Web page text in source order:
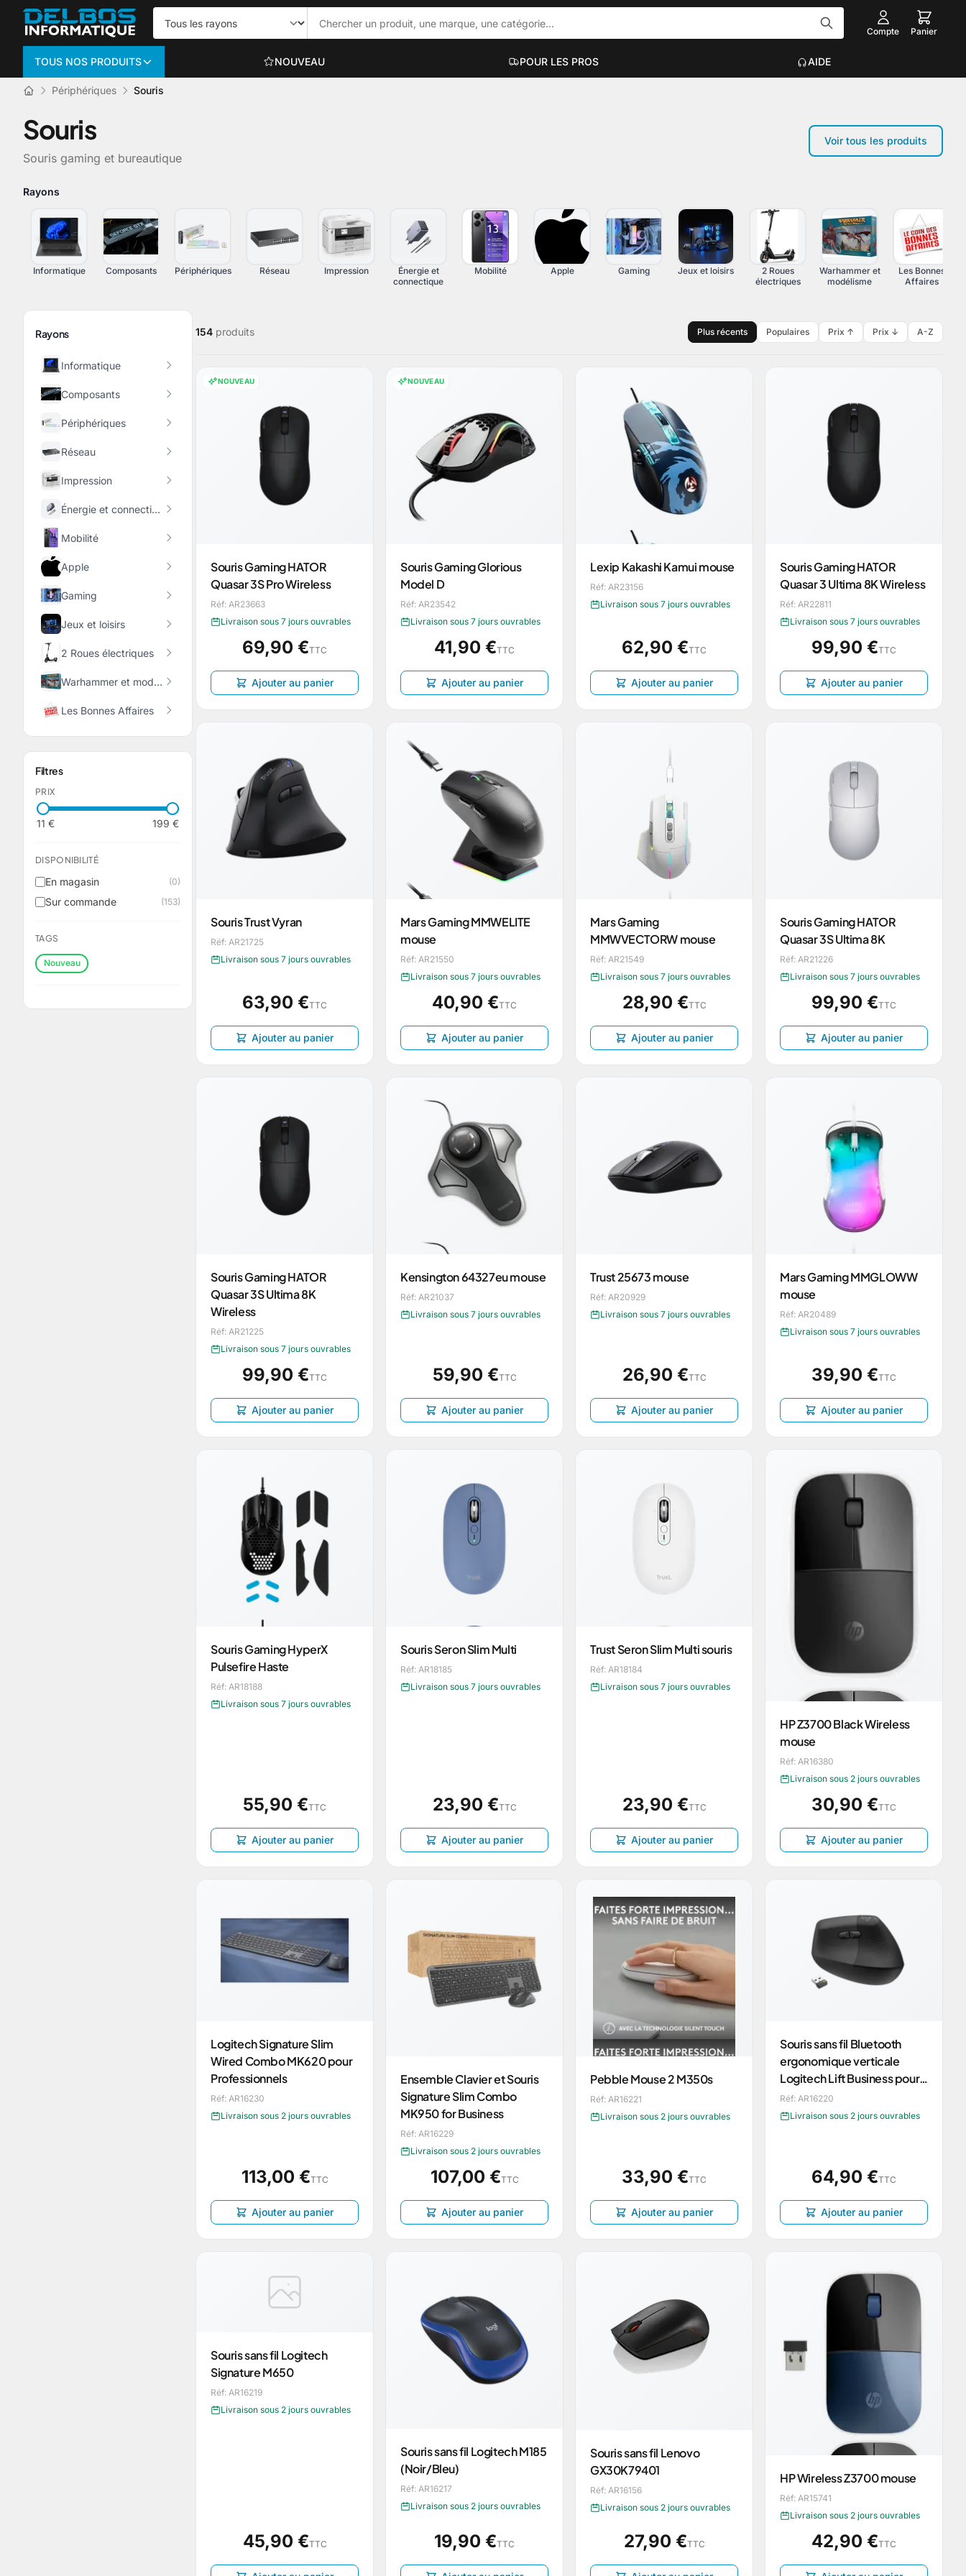
Compte Panier
TOUS NOS PRODUITS NOUVEAU POUR LES PROS AIDE
Filtres de confidentialité
Voir plus
PC workstation
Voir plus
ACCESSOIRES INFORMATIQUE
Périphériques Souris
Souris
Souris gaming et bureautique
Voir tous les produits
Rayons
Informatique Composants Périphériques Réseau Impression
Énergie et
connectique
Mobilité Apple Gaming Jeux et loisirs
2 Roues
électriques
Warhammer et
modélisme
Les Bonnes
Affaires
Rayons
Informatique
Composants
Périphériques
Réseau
Impression
Énergie et connectique
Mobilité
Apple
Gaming
Jeux et loisirs
2 Roues électriques
Warhammer et modélisme
Les Bonnes Affaires
Filtres
PRIX
11 € 199 €
DISPONIBILITÉ
En magasin (0)
Sur commande (153)
TAGS
Nouveau
154 produits Plus récents Populaires Prix ↑ Prix ↓ A-Z
NOUVEAU
Souris Gaming HATOR
Quasar 3S Pro Wireless
Réf: AR23663
Livraison sous 7 jours ouvrables
69,90 €TTC
Ajouter au panier
NOUVEAU
Souris Gaming Glorious
Model D
Réf: AR23542
Livraison sous 7 jours ouvrables
41,90 €TTC
Ajouter au panier
Lexip Kakashi Kamui mouse
Réf: AR23156
Livraison sous 7 jours ouvrables
62,90 €TTC
Ajouter au panier
Souris Gaming HATOR
Quasar 3 Ultima 8K Wireless
Réf: AR22811
Livraison sous 7 jours ouvrables
99,90 €TTC
Ajouter au panier
Souris Trust Vyran
Réf: AR21725
Livraison sous 7 jours ouvrables
63,90 €TTC
Ajouter au panier
Mars Gaming MMWELITE
mouse
Réf: AR21550
Livraison sous 7 jours ouvrables
40,90 €TTC
Ajouter au panier
Mars Gaming
MMWVECTORW mouse
Réf: AR21549
Livraison sous 7 jours ouvrables
28,90 €TTC
Ajouter au panier
Souris Gaming HATOR
Quasar 3S Ultima 8K
Réf: AR21226
Livraison sous 7 jours ouvrables
99,90 €TTC
Ajouter au panier
Souris Gaming HATOR
Quasar 3S Ultima 8K
Wireless
Réf: AR21225
Livraison sous 7 jours ouvrables
99,90 €TTC
Ajouter au panier
Kensington 64327eu mouse
Réf: AR21037
Livraison sous 7 jours ouvrables
59,90 €TTC
Ajouter au panier
Trust 25673 mouse
Réf: AR20929
Livraison sous 7 jours ouvrables
26,90 €TTC
Ajouter au panier
Mars Gaming MMGLOWW
mouse
Réf: AR20489
Livraison sous 7 jours ouvrables
39,90 €TTC
Ajouter au panier
Souris Gaming HyperX
Pulsefire Haste
Réf: AR18188
Livraison sous 7 jours ouvrables
55,90 €TTC
Ajouter au panier
Souris Seron Slim Multi
Réf: AR18185
Livraison sous 7 jours ouvrables
23,90 €TTC
Ajouter au panier
Trust Seron Slim Multi souris
Réf: AR18184
Livraison sous 7 jours ouvrables
23,90 €TTC
Ajouter au panier
HP Z3700 Black Wireless
mouse
Réf: AR16380
Livraison sous 2 jours ouvrables
30,90 €TTC
Ajouter au panier
Logitech Signature Slim
Wired Combo MK620 pour
Professionnels
Réf: AR16230
Livraison sous 2 jours ouvrables
113,00 €TTC
Ajouter au panier
Ensemble Clavier et Souris
Signature Slim Combo
MK950 for Business
Réf: AR16229
Livraison sous 2 jours ouvrables
107,00 €TTC
Ajouter au panier
Pebble Mouse 2 M350s
Réf: AR16221
Livraison sous 2 jours ouvrables
33,90 €TTC
Ajouter au panier
Souris sans fil Bluetooth
ergonomique verticale
Logitech Lift Business pour
droitier (Noir)
Réf: AR16220
Livraison sous 2 jours ouvrables
64,90 €TTC
Ajouter au panier
Souris sans fil Logitech
Signature M650
Réf: AR16219
Livraison sous 2 jours ouvrables
45,90 €TTC
Souris sans fil Logitech M185
(Noir/Bleu)
Réf: AR16217
Livraison sous 2 jours ouvrables
19,90 €TTC
Souris sans fil Lenovo
GX30K79401
Réf: AR16156
Livraison sous 2 jours ouvrables
27,90 €TTC
HP Wireless Z3700 mouse
Réf: AR15741
Livraison sous 2 jours ouvrables
42,90 €TTC